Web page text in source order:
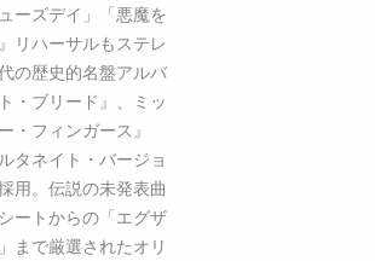
ーズデイ」「悪魔を
リハーサルもステレ
の歴史的名盤アルバ
・ブリード』、ミッ
・フィンガース』
タネイト・バージョ
用。伝説の未発表曲
ートからの「エグザ
まで厳選されたオリ